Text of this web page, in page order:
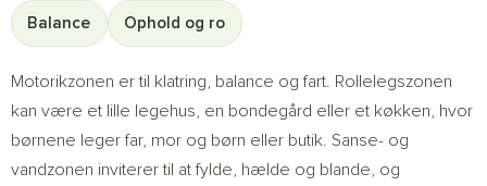
Balance Ophold og ro
Motorikzonen er til klatring, balance og fart. Rollelegszonen
kan være et lille legehus, en bondegård eller et køkken, hvor
børnene leger far, mor og børn eller butik. Sanse- og
vandzonen inviterer til at fylde, hælde og blande, og